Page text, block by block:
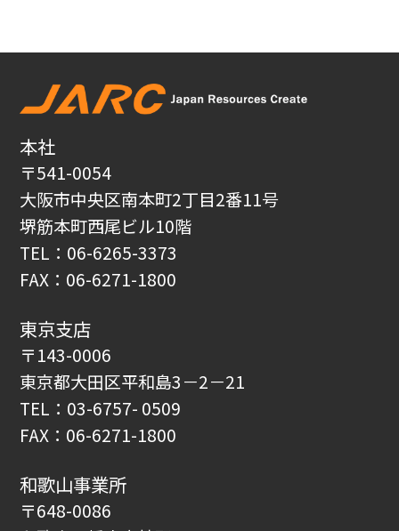
本社
〒541-0054
大阪市中央区南本町2丁目2番11号
堺筋本町西尾ビル10階
TEL：06-6265-3373
FAX：06-6271-1800
東京支店
〒143-0006
東京都大田区平和島3－2－21
TEL：03-6757- 0509
FAX：06-6271-1800
和歌山事業所
〒648-0086